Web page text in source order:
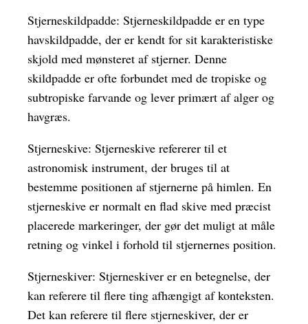
Stjerneskildpadde: Stjerneskildpadde er en type
havskildpadde, der er kendt for sit karakteristiske
skjold med mønsteret af stjerner. Denne
skildpadde er ofte forbundet med de tropiske og
subtropiske farvande og lever primært af alger og
havgræs.
Stjerneskive: Stjerneskive refererer til et
astronomisk instrument, der bruges til at
bestemme positionen af stjernerne på himlen. En
stjerneskive er normalt en flad skive med præcist
placerede markeringer, der gør det muligt at måle
retning og vinkel i forhold til stjernernes position.
Stjerneskiver: Stjerneskiver er en betegnelse, der
kan referere til flere ting afhængigt af konteksten.
Det kan referere til flere stjerneskiver, der er